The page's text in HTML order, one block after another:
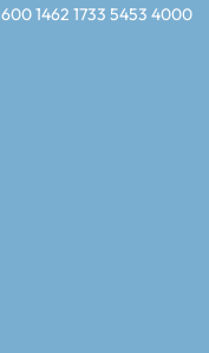
1462 1733 5453 4000